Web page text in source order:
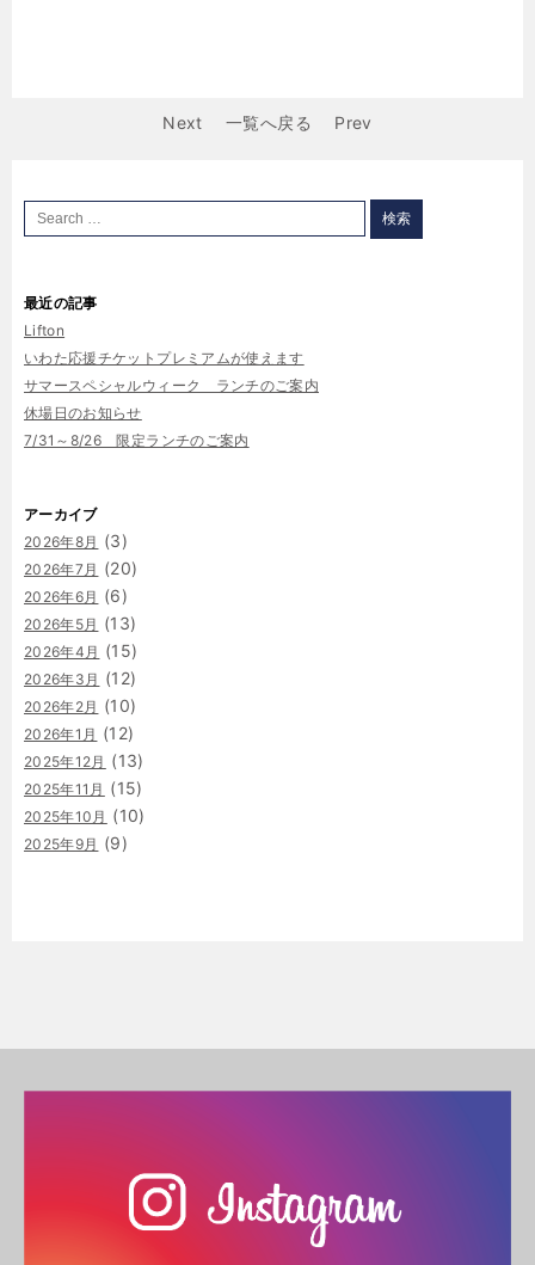
Next 一覧へ戻る Prev
最近の記事
Lifton
いわた応援チケットプレミアムが使えます
サマースペシャルウィーク ランチのご案内
休場日のお知らせ
7/31～8/26 限定ランチのご案内
アーカイブ
2026年8月 (3)
2026年7月 (20)
2026年6月 (6)
2026年5月 (13)
2026年4月 (15)
2026年3月 (12)
2026年2月 (10)
2026年1月 (12)
2025年12月 (13)
2025年11月 (15)
2025年10月 (10)
2025年9月 (9)